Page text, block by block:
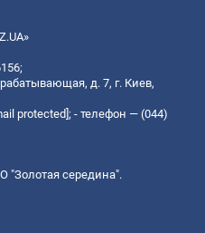
д. 7, г. Киев,
protected] ; - телефон — (044)
"Золотая середина".